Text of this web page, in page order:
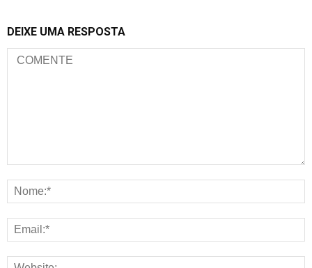
DEIXE UMA RESPOSTA